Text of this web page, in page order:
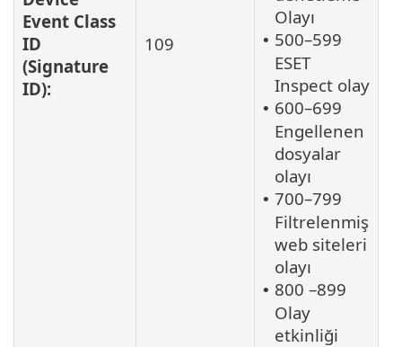
Event Class
ID
(Signature
ID):
109
Olayı
• 500–599
ESET
Inspect olay
• 600–699
Engellenen
dosyalar
olayı
• 700–799
Filtrelenmiş
web siteleri
olayı
• 800 –899
Olay
etkinliği